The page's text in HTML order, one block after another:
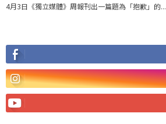
4月3日《獨立媒體》周報刊出一篇題為「抱歉」的...